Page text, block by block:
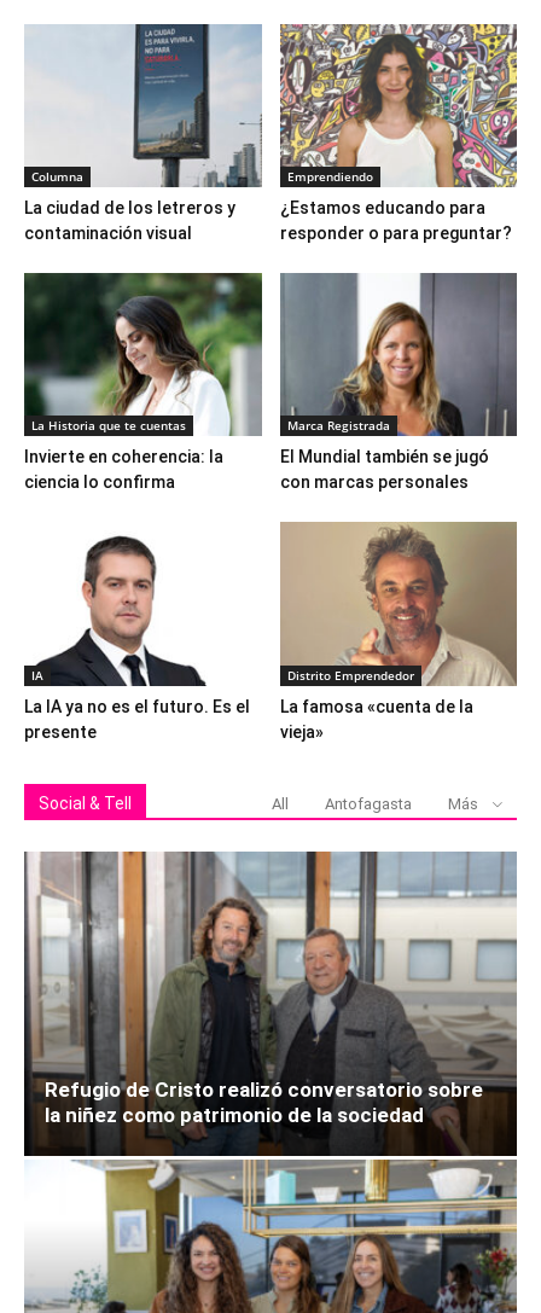
Columna
La ciudad de los letreros y
contaminación visual
Emprendiendo
¿Estamos educando para
responder o para preguntar?
La Historia que te cuentas
Invierte en coherencia: la
ciencia lo confirma
Marca Registrada
El Mundial también se jugó
con marcas personales
IA
La IA ya no es el futuro. Es el
presente
Distrito Emprendedor
La famosa «cuenta de la
vieja»
Social & Tell All Antofagasta Más
Refugio de Cristo realizó conversatorio sobre
la niñez como patrimonio de la sociedad